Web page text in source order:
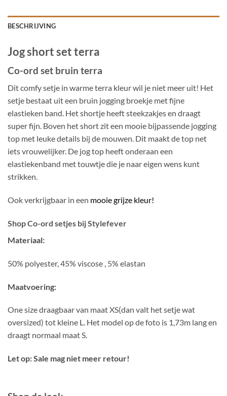
BESCHRIJVING
Jog short set terra
Co-ord set bruin terra
Dit comfy setje in warme terra kleur wil je niet meer uit! Het
setje bestaat uit een bruin jogging broekje met fijne
elastieken band. Het shortje heeft steekzakjes en draagt
super fijn. Boven het short zit een mooie bijpassende jogging
top met leuke details bij de mouwen. Dit maakt de top net
iets vrouwelijker. De jog top heeft onderaan een
elastiekenband met touwtje die je naar eigen wens kunt
strikken.
Ook verkrijgbaar in een mooie grijze kleur!
Shop Co-ord setjes bij Stylefever
Materiaal:
50% polyester, 45% viscose , 5% elastan
Maatvoering:
One size draagbaar van maat XS(dan valt het setje wat
oversized) tot kleine L. Het model op de foto is 1,73m lang en
draagt normaal maat S.
Let op: Sale mag niet meer retour!